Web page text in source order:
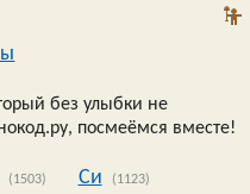
без улыбки не
посмеёмся вместе!
(1503) Си (1123)